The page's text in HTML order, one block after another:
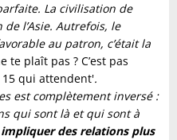
La civilisation de
de l’Asie. Autrefois, le
au patron, c’était la
te plaît pas ? C’est pas
15 qui attendent'.
est complètement inversé :
qui sont là et qui sont à
impliquer des relations plus